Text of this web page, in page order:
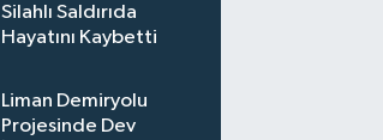
Silahlı Saldırıda
Hayatını Kaybetti
Liman Demiryolu
Projesinde Dev